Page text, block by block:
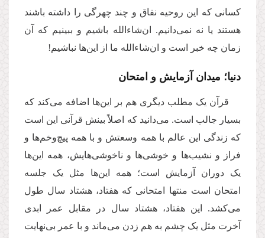
کسانی که این روحیه نفاق و چند چهرگی را داشته باشند
هستند یا نه نمی‌دانیم. ان‌شاء‌الله باشیم و ببینیم که آن
زمان چه خبر است و ان‌شاء‌الله ما از این‌ها نباشیم!
دنیا؛ میدان آزمایش و امتحان
قرآن یک مطلب دیگری هم بر این‌ها اضافه می‌کند که
بسیار جالب است. می‌دانید که اصلاً بینش قرآنی این است
که زندگی این عالم با همه وسعتش و با همه پیچ‌وخم‌ها و
فراز و نشیب‌ها و خوشی‌ها و ناخوشی‌هایش، همه این‌ها
یک دوران آزمایش است؛ همه این‌ها مثل یک جلسه
امتحان است منتها امتحانی که هفتاد، هشتاد سال طول
می‌کشد. این هفتاد، هشتاد سال در مقابل عمر ابدی
آخرت مثل یک چشم به هم زدن می‌ماند و با عمر بی‌نهایت